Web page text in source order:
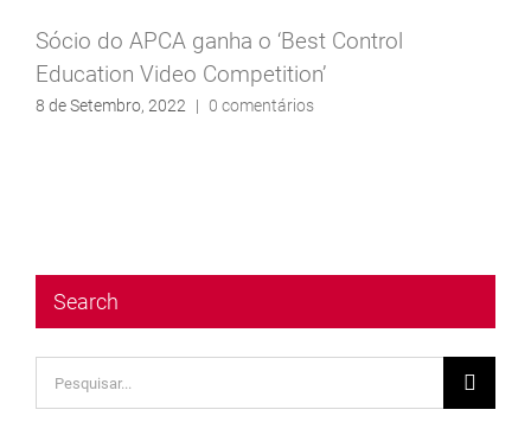
Sócio do APCA ganha o ‘Best Control
Education Video Competition’
8 de Setembro, 2022 | 0 comentários
Search
Pesquisar